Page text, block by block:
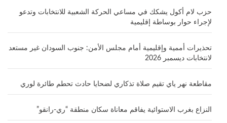
حزب لام أكول يشكك في مساعي الحركة الشعبية للانتخابات وتدعو
لإجراء حوار بوساطة إقليمية
تحذيرات أممية وإقليمية أمام مجلس الأمن: جنوب السودان غير مستعد
لانتخابات ديسمبر 2026
مقاطعة نهر ياي تقيم صلاة تذكاري لضحايا حادث تحطم طائرة لوري
النزاع بغرب الاستوائية يفاقم معاناة سكان منطقة “ري-رانقو”